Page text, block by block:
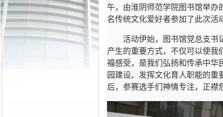
午，由淮阴师范学院图书馆举办
名传统文化爱好者参加了此次活
活动伊始，图书馆党总支书
产生的重要方式，不仅可以使我
福感受，是我们弘扬和传承中华
园建设、发挥文化育人职能的
后，参赛选手们神情专注，正襟